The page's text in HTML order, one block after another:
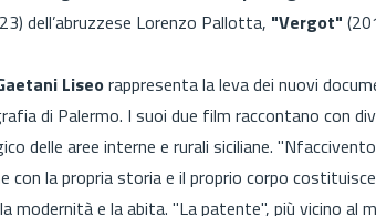
dell’abruzzese Lorenzo Pallotta, "Vergot"
Liseorappresenta la leva dei nuovi
di Palermo. I suoi due film raccontano con
delle aree interne e rurali siciliane.
con la propria storia e il proprio corpo
modernità e la abita. "La patente", più vicino al